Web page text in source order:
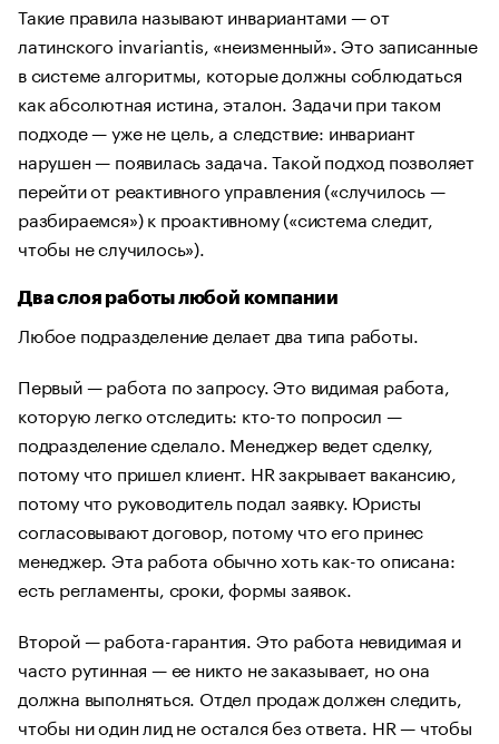
Такие правила называют инвариантами — от
латинского invariantis, «неизменный». Это записанные
в системе алгоритмы, которые должны соблюдаться
как абсолютная истина, эталон. Задачи при таком
подходе — уже не цель, а следствие: инвариант
нарушен — появилась задача. Такой подход позволяет
перейти от реактивного управления («случилось —
разбираемся») к проактивному («система следит,
чтобы не случилось»).
Два слоя работы любой компании
Любое подразделение делает два типа работы.
Первый — работа по запросу. Это видимая работа,
которую легко отследить: кто-то попросил —
подразделение сделало. Менеджер ведет сделку,
потому что пришел клиент. HR закрывает вакансию,
потому что руководитель подал заявку. Юристы
согласовывают договор, потому что его принес
менеджер. Эта работа обычно хоть как-то описана:
есть регламенты, сроки, формы заявок.
Второй — работа-гарантия. Это работа невидимая и
часто рутинная — ее никто не заказывает, но она
должна выполняться. Отдел продаж должен следить,
чтобы ни один лид не остался без ответа. HR — чтобы